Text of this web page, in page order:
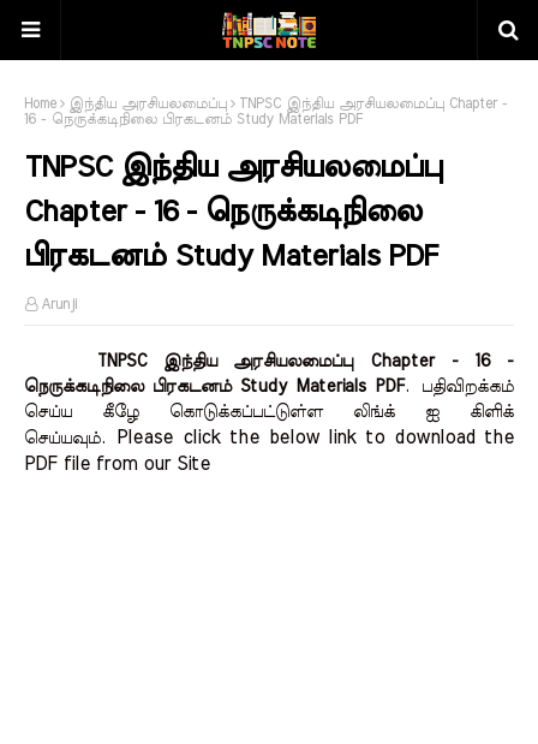
Home இந்திய அரசியலமைப்பு
TNPSC இந்திய அரசியலமைப்பு Chapter -
16 - நெருக்கடிநிலை பிரகடனம் Study Materials PDF
TNPSC இந்திய அரசியலமைப்பு
Chapter - 16 - நெருக்கடிநிலை
பிரகடனம் Study Materials PDF
Arunji
TNPSC இந்திய அரசியலமைப்பு Chapter - 16 -
நெருக்கடிநிலை பிரகடனம் Study Materials PDF. பதிவிறக்கம்
செய்ய கீழே கொடுக்கப்பட்டுள்ள லிங்க் ஐ கிளிக்
செய்யவும்.
Please click the below link to download the
PDF file from our Site